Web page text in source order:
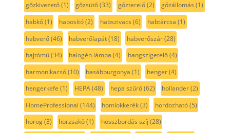
gőzkivezető(1) gőzsütő(33) gőzterelő(2) gőzállomás (1)
habkő(1) habosító(2) habszivacs (6) habtárcsa (1)
habverő(46) habverőlapát(18) habverőszár(28)
hajtómű(34) halogén lámpa (4) hangszigetelő(4)
harmonikacső(10) hasábburgonya (1) henger(4)
hengerkefe (1) HEPA(48) hepa szűrő(62) hollander(2)
HomeProfessional (144) homlokkerék(3) hordozható(5)
horog(3) horzsakő(1) hosszbordás szíj (28)